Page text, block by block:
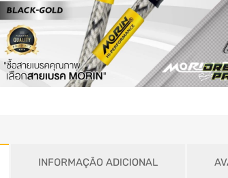
INFORMAÇÃO ADICIONAL